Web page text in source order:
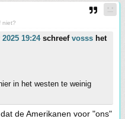
niet?
19:24schreef vosss het
in het westen te weinig
de Amerikanen voor "ons"